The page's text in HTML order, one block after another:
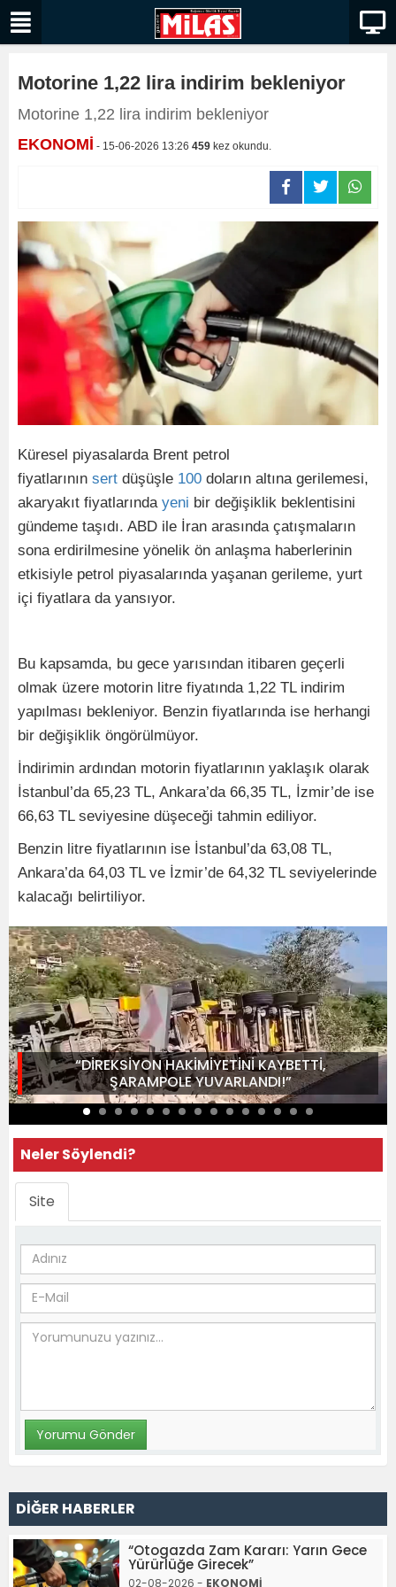
Motorine 1,22 lira indirim bekleniyor
Motorine 1,22 lira indirim bekleniyor
EKONOMİ - 15-06-2026 13:26 459 kez okundu.
Küresel piyasalarda Brent petrol
fiyatlarının sert düşüşle 100 doların altına gerilemesi,
akaryakıt fiyatlarında yeni bir değişiklik beklentisini
gündeme taşıdı. ABD ile İran arasında çatışmaların
sona erdirilmesine yönelik ön anlaşma haberlerinin
etkisiyle petrol piyasalarında yaşanan gerileme, yurt
içi fiyatlara da yansıyor.
Bu kapsamda, bu gece yarısından itibaren geçerli
olmak üzere motorin litre fiyatında 1,22 TL indirim
yapılması bekleniyor. Benzin fiyatlarında ise herhangi
bir değişiklik öngörülmüyor.
İndirimin ardından motorin fiyatlarının yaklaşık olarak
İstanbul’da 65,23 TL, Ankara’da 66,35 TL, İzmir’de ise
66,63 TL seviyesine düşeceği tahmin ediliyor.
Benzin litre fiyatlarının ise İstanbul’da 63,08 TL,
Ankara’da 64,03 TL ve İzmir’de 64,32 TL seviyelerinde
kalacağı belirtiliyor.
“DİREKSİYON HAKİMİYETİNİ KAYBETTİ,
ŞARAMPOLE YUVARLANDI!”
Neler Söylendi?
Site
DİĞER HABERLER
“Otogazda Zam Kararı: Yarın Gece
Yürürlüğe Girecek”
02-08-2026 - EKONOMİ